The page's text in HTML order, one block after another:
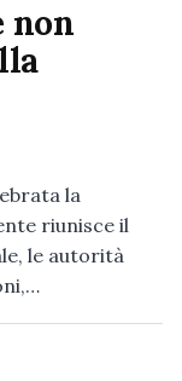
non
la
riunisce il
le autorità